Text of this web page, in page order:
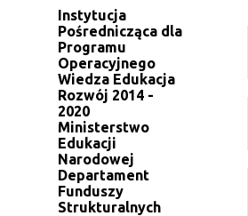
Instytucja
Pośrednicząca dla
Programu
Operacyjnego
Wiedza Edukacja
Rozwój 2014 -
2020
Ministerstwo
Edukacji
Narodowej
Departament
Funduszy
Strukturalnych